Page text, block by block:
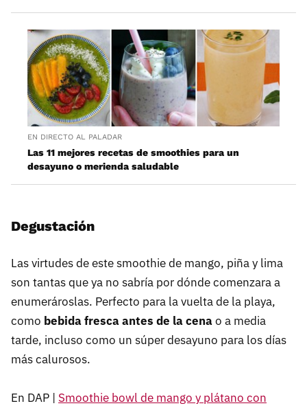
EN DIRECTO AL PALADAR
Las 11 mejores recetas de smoothies para un
desayuno o merienda saludable
Degustación
Las virtudes de este smoothie de mango, piña y lima
son tantas que ya no sabría por dónde comenzara a
enumerároslas. Perfecto para la vuelta de la playa,
como bebida fresca antes de la cenao a media
tarde, incluso como un súper desayuno para los días
más calurosos.
En DAP | Smoothie bowl de mango y plátano con